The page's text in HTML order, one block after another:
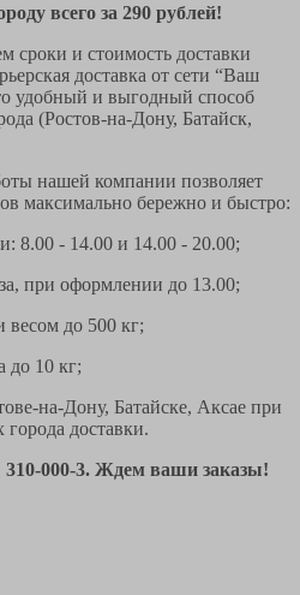
всего за 290 рублей!
сроки и стоимость доставки
доставка от сети “Ваш
удобный и выгодный способ
(Ростов-на-Дону, Батайск,
нашей компании позволяет
максимально бережно и быстро:
8.00 - 14.00 и 14.00 - 20.00;
при оформлении до 13.00;
весом до 500 кг;
до 10 кг;
на-Дону, Батайске, Аксае при
города доставки.
310-000-3. Ждем ваши заказы!